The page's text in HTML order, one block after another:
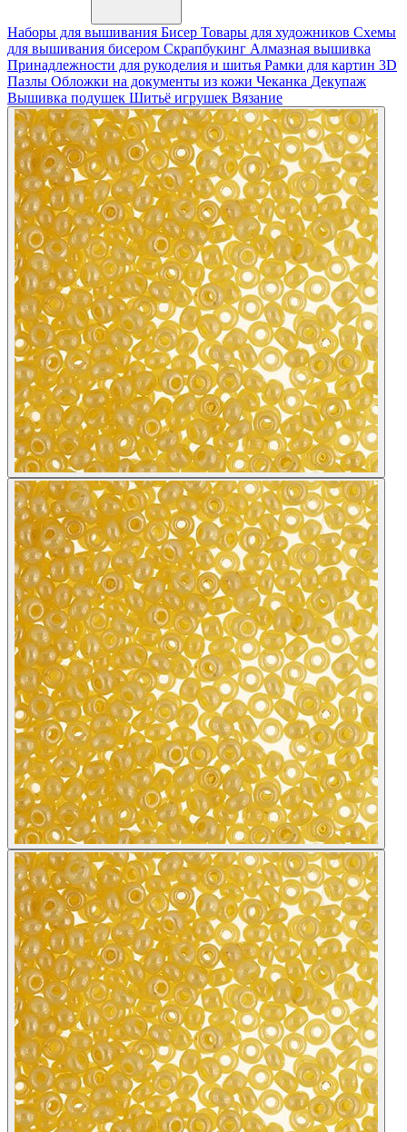
Наборы для вышивания Бисер Товары для художников Схемы
для вышивания бисером Скрапбукинг Алмазная вышивка
Принадлежности для рукоделия и шитья Рамки для картин 3D
Пазлы Обложки на документы из кожи Чеканка Декупаж
Вышивка подушек Шитьё игрушек Вязание